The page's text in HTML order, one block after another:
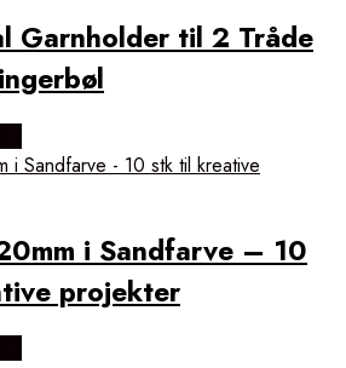
Garnholder til 2 Tråde
i Sandfarve – 10
projekter